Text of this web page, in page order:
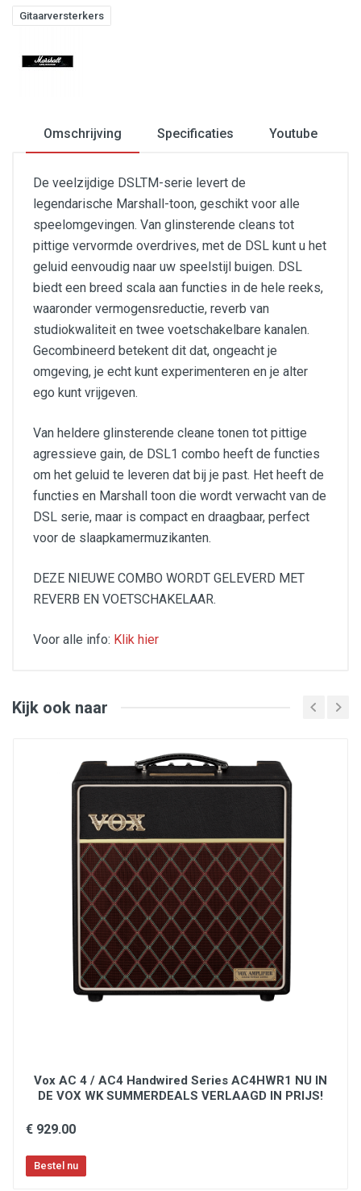
Gitaarversterkers
Omschrijving Specificaties Youtube
De veelzijdige DSLTM-serie levert de
legendarische Marshall-toon, geschikt voor alle
speelomgevingen. Van glinsterende cleans tot
pittige vervormde overdrives, met de DSL kunt u het
geluid eenvoudig naar uw speelstijl buigen. DSL
biedt een breed scala aan functies in de hele reeks,
waaronder vermogensreductie, reverb van
studiokwaliteit en twee voetschakelbare kanalen.
Gecombineerd betekent dit dat, ongeacht je
omgeving, je echt kunt experimenteren en je alter
ego kunt vrijgeven.
Van heldere glinsterende cleane tonen tot pittige
agressieve gain, de DSL1 combo heeft de functies
om het geluid te leveren dat bij je past. Het heeft de
functies en Marshall toon die wordt verwacht van de
DSL serie, maar is compact en draagbaar, perfect
voor de slaapkamermuzikanten.
DEZE NIEUWE COMBO WORDT GELEVERD MET
REVERB EN VOETSCHAKELAAR.
Voor alle info: Klik hier
Inclusief Footswitch Channel/Reverb
Speaker : Celestion G8C-15 8"
mm
Kijk ook naar
Vox AC 4 / AC4 Handwired Series AC4HWR1 NU IN
DE VOX WK SUMMERDEALS VERLAAGD IN PRIJS!
€ 929.00